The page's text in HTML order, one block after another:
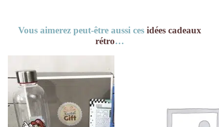
Vous aimerez peut-être aussi ces idées cadeaux
rétro…